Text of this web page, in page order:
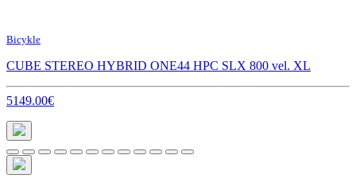
Bicykle
CUBE STEREO HYBRID ONE44 HPC SLX 800 vel. XL
5149.00€